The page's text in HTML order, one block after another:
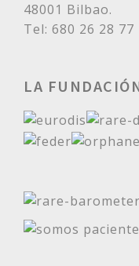
48001 Bilbao.
Tel: 680 26 28 77
LA